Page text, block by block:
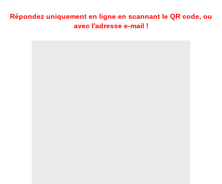
Répondez uniquement en ligne en scannant le QR code, ou
avec l'adresse e-mail !